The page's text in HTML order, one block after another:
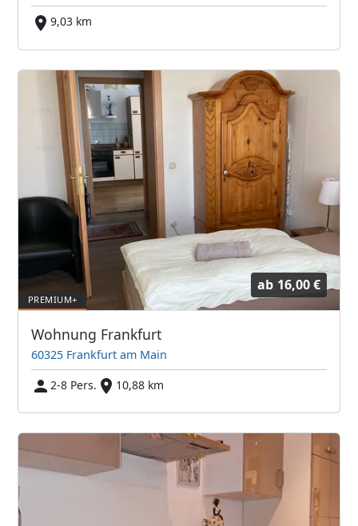
9,03 km
ab 16,00 €
Wohnung Frankfurt
60325 Frankfurt am Main
2-8 Pers.
10,88 km